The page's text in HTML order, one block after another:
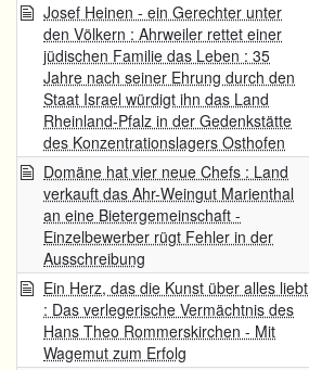
Josef Heinen - ein Gerechter unter
den Völkern : Ahrweiler rettet einer
jüdischen Familie das Leben : 35
Jahre nach seiner Ehrung durch den
Staat Israel würdigt ihn das Land
Rheinland-Pfalz in der Gedenkstätte
des Konzentrationslagers Osthofen
Domäne hat vier neue Chefs : Land
verkauft das Ahr-Weingut Marienthal
an eine Bietergemeinschaft -
Einzelbewerber rügt Fehler in der
Ausschreibung
Ein Herz, das die Kunst über alles liebt
: Das verlegerische Vermächtnis des
Hans Theo Rommerskirchen - Mit
Wagemut zum Erfolg